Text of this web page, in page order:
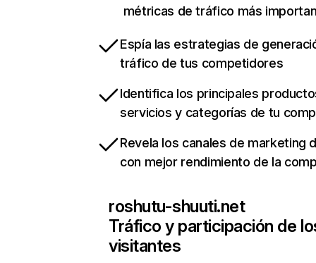
métricas de tráfico más
Espía las estrategias de
tráfico de tus competidores
Identifica los principales
servicios y categorías de tu
Revela los canales de marketing
con mejor rendimiento de la
roshutu-shuuti.net
Tráfico y participación de
visitantes